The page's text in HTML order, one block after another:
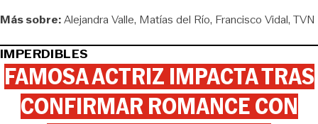
Más sobre:Alejandra Valle Matías del Río Francisco Vidal TVN
IMPERDIBLES
FAMOSA ACTRIZ IMPACTA TRAS
CONFIRMAR ROMANCE CON